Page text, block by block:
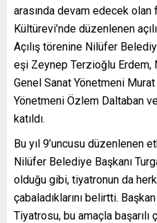
arasında devam edecek
Kültürevi’nde düzenlenen
Açılış törenine Nilüfer
eşi Zeynep Terzioğlu Erdem,
Genel Sanat Yönetmeni
Yönetmeni Özlem Daltaban
katıldı.
Bu yıl 9’uncusu düzenlenen
Nilüfer Belediye Başkanı
olduğu gibi, tiyatronun da
çabaladıklarını belirtti.
Tiyatrosu, bu amaçla başarılı